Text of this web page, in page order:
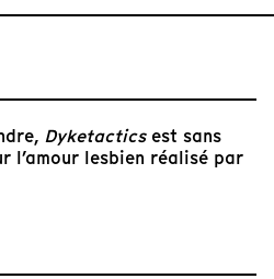
Dyketacticsest sans
l’amour lesbien réalisé par